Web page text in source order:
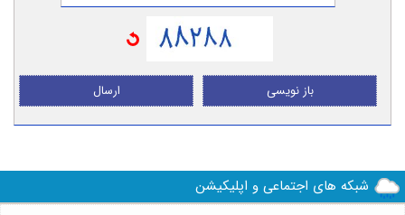
ارسال باز نویسی
شبکه های اجتماعی و اپلیکیشن